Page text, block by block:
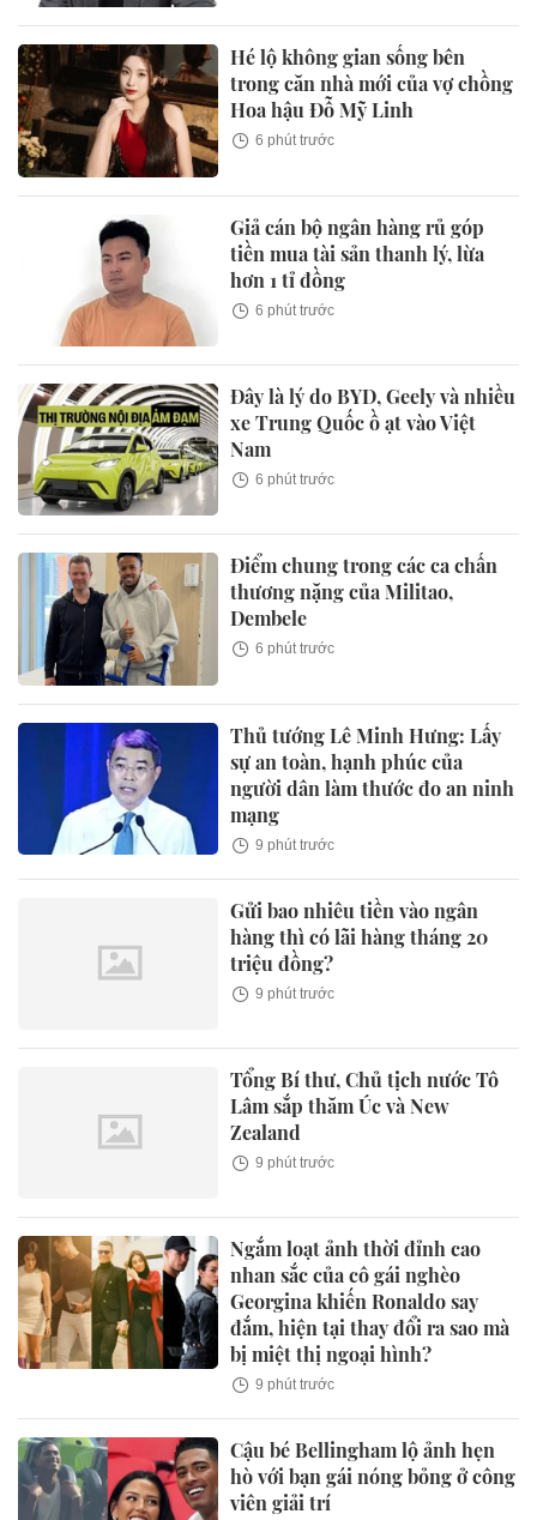
Hé lộ không gian sống bên
trong căn nhà mới của vợ chồng
Hoa hậu Đỗ Mỹ Linh
6 phút trước
Giả cán bộ ngân hàng rủ góp
tiền mua tài sản thanh lý, lừa
hơn 1 tỉ đồng
6 phút trước
Đây là lý do BYD, Geely và nhiều
xe Trung Quốc ồ ạt vào Việt
Nam
6 phút trước
Điểm chung trong các ca chấn
thương nặng của Militao,
Dembele
6 phút trước
Thủ tướng Lê Minh Hưng: Lấy
sự an toàn, hạnh phúc của
người dân làm thước đo an ninh
mạng
9 phút trước
Gửi bao nhiêu tiền vào ngân
hàng thì có lãi hàng tháng 20
triệu đồng?
9 phút trước
Tổng Bí thư, Chủ tịch nước Tô
Lâm sắp thăm Úc và New
Zealand
9 phút trước
Ngắm loạt ảnh thời đỉnh cao
nhan sắc của cô gái nghèo
Georgina khiến Ronaldo say
đắm, hiện tại thay đổi ra sao mà
bị miệt thị ngoại hình?
9 phút trước
Cậu bé Bellingham lộ ảnh hẹn
hò với bạn gái nóng bỏng ở công
viên giải trí